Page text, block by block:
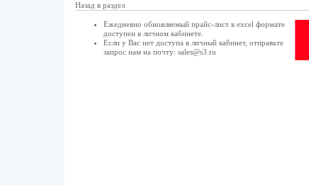
Назад в раздел
Ежедневно обновляемый прайс-лист в excel формате
доступен в личном кабинете.
Если у Вас нет доступа в личный кабинет, отправьте
запрос нам на почту: sales@s3.ru